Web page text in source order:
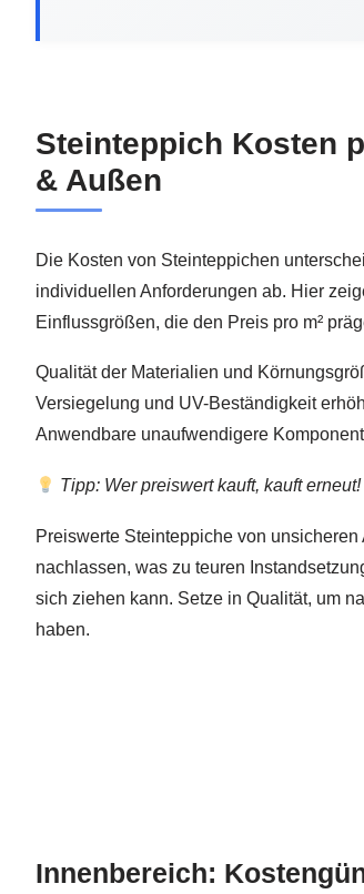
Steinteppich Kosten
& Außen
Die Kosten von Steinteppichen
individuellen Anforderungen ab. Hier
Einflussgrößen, die den Preis pro m²
Qualität der Materialien und
Versiegelung und UV-Beständigkeit
Anwendbare unaufwendigere
Tipp: Wer preiswert kauft, kauft erneut!
Preiswerte Steinteppiche von
nachlassen, was zu teuren
sich ziehen kann. Setze in Qualität, um
haben.
Innenbereich: